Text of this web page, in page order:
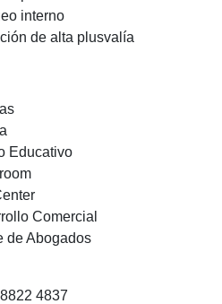
interno
de alta plusvalía
Educativo
Comercial
de Abogados
4837